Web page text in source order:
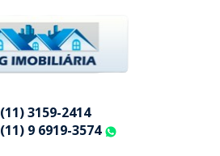
(11) 3159-2414
(11) 9 6919-3574